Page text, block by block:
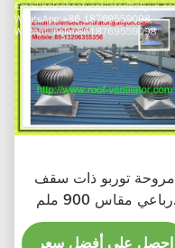
مروحة توربو ذات سقف
رباعي مقاس 900 ملم
للصلب المقاوم للصدأ
احصل على أفضل سعر